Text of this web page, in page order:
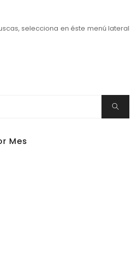
selecciona en éste menú lateral
Buscar
Mes